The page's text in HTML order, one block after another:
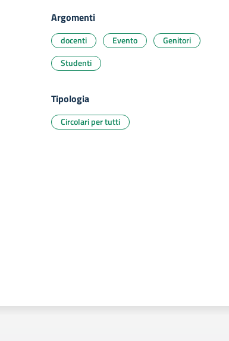
Argomenti
docenti Evento
Genitori
Studenti
Tipologia
Circolari per tutti